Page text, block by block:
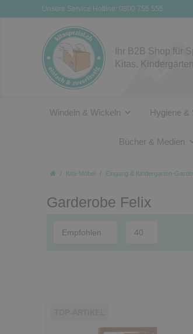
Unsere Service Hotline: 0800 755 555
Ihr B2B Shop für
Kitas,
Windeln & Wickeln Hygiene &
Bücher & Medien
Kita-Möbel Eingang & Kindergarten-
Garderobe Felix